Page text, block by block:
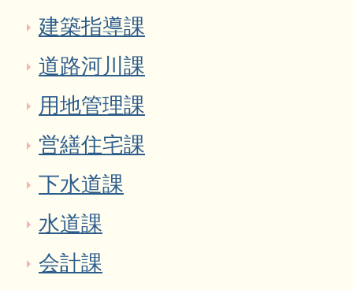
建築指導課
道路河川課
用地管理課
営繕住宅課
下水道課
水道課
会計課